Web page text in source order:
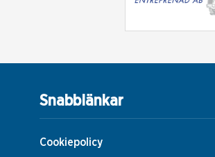
Snabblänkar
Cookiepolicy